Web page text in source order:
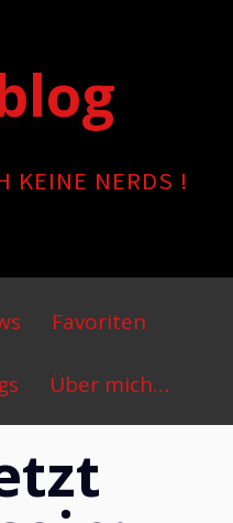
KEINE NERDS !
Favoriten
Über mich…